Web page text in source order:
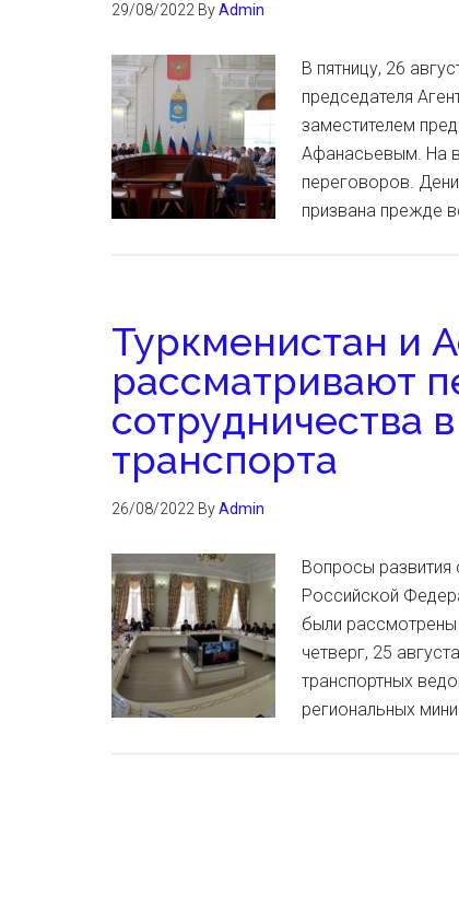
29/08/2022 ByAdmin
В пятницу, 26
председателя
заместителем
Афанасьевым. На
переговоров.
призвана прежде
Туркменистан и
рассматривают
сотрудничества
транспорта
26/08/2022 ByAdmin
Вопросы развития
Российской
были рассмотрены
четверг, 25
транспортных
региональных